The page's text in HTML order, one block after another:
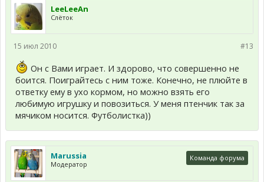
LeeLeeAn
Слёток
#13
15 июл 2010
Он с Вами играет. И здорово, что совершенно не
боится. Поиграйтесь с ним тоже. Конечно, не плюйте в
ответку ему в ухо кормом, но можно взять его
любимую игрушку и повозиться. У меня птенчик так за
мячиком носится. Футболистка))
Marussia
Модератор
Команда форума